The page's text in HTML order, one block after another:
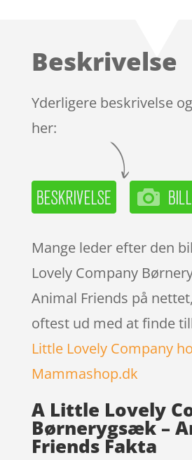
Beskrivelse
Yderligere beskrivelse
her:
Mange leder efter den
Lovely Company
Animal Friends på
oftest ud med at finde
Little Lovely Company
Mammashop.dk
A Little Lovely
Børnerygsæk –
Friends Fakta